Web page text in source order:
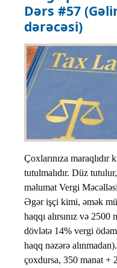
Dərs #57
dərəcəsi)
Çoxlarınıza
tutulmalıdır. Düz
məlumat Vergi
Əgər işçi kimi, əmək
haqqı alırsınız və 2500
dövlətə 14% vergi
haqq nəzərə
çoxdursa, 350 manat +